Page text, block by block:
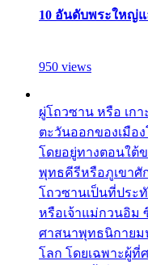
10 อันดับพระใหญ่
950 views
ผู่โถวซาน หรือ เกา
ตะวันออกของเมือ
โดยอยู่ทางตอนใต้
พุทธคีรีหรือภูเขาศั
โถวซานเป็นที่ประ
หรือเจ้าแม่กวนอิม
ศาสนาพุทธนิกายม
โลก โดยเฉพาะผู้ที่